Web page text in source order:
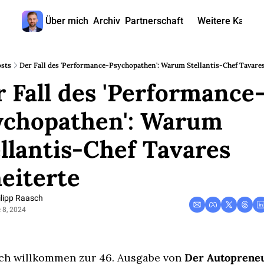
Über mich Archiv Partnerschaft Weitere Kanäle
🎧
Der Fall des 'Performance-Psychopathen': Warum Stellantis-Chef
Fall des
Warum
Chef Tavares
Raasch
8, 2024
willkommen zur 46. Ausgabe von Der